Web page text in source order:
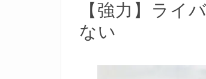
【強力】ライ
ない